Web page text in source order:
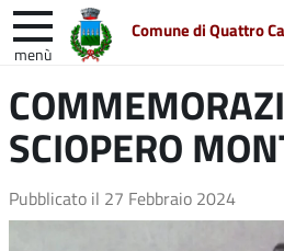
Comune di Quattro
menù
nel
sito
Entra in Comune Vivi
Unione Colline
SCIOPERO
Pubblicato il 27 Febbraio 2024